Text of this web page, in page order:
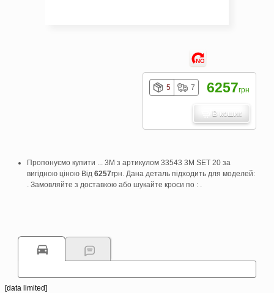
Пропонуємо купити ... 3M з артикулом 33543 3M SET 20 за
вигідною ціною Від 6257грн. Дана деталь підходить для моделей:
. Замовляйте з доставкою або шукайте кроси по : .
NO
5 7 6257грн
В кошик
[data limited]